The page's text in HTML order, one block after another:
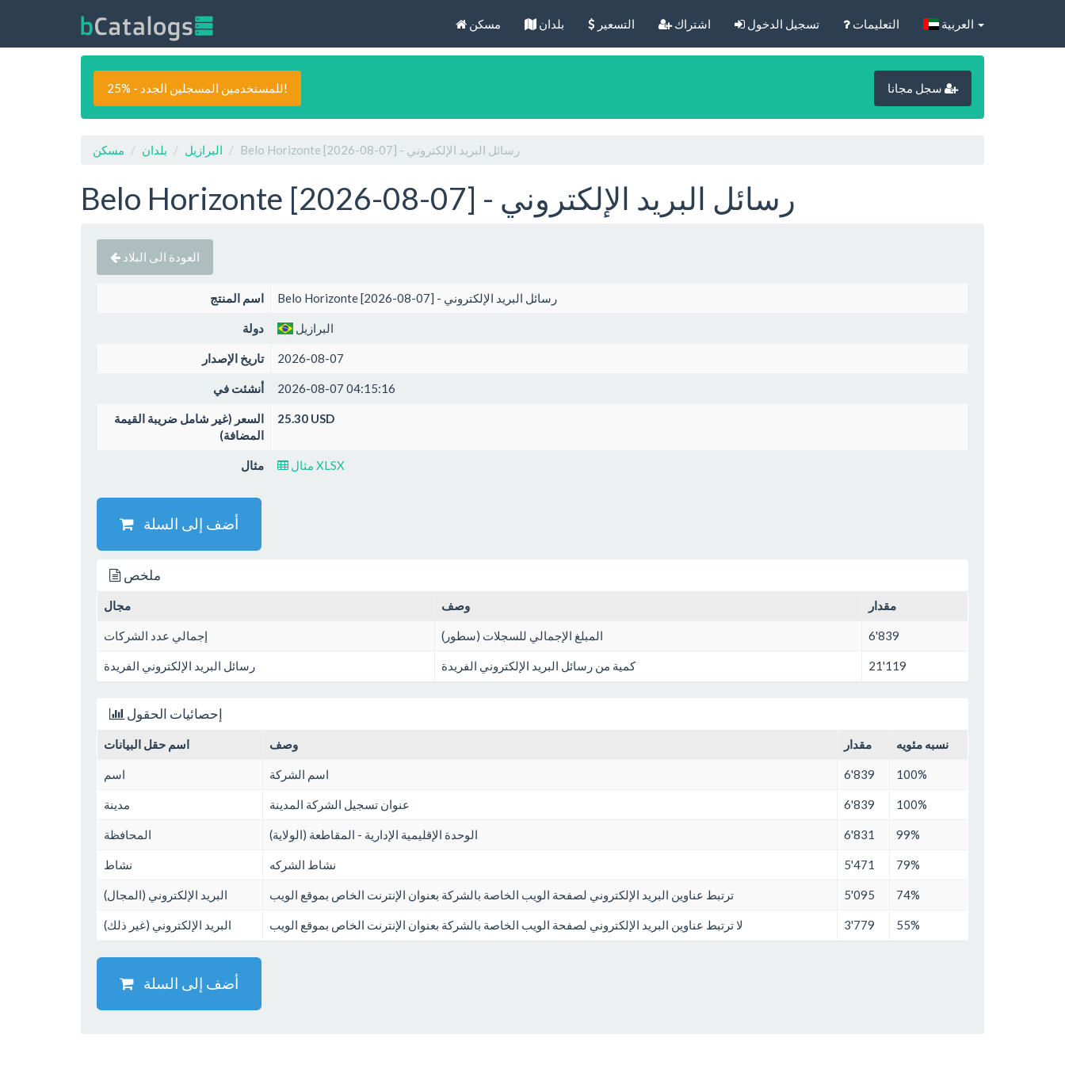
مسكن بلدان التسعير اشتراك تسجيل الدخول التعليمات
25% - للمستخدمين المسجلين الجدد!
مسكن بلدان البرازيل Belo Horizonte [2026-08-07] - رسائل البريد الإلكتروني
Belo Horizonte [2026-08-07] - رسائل البريد الإلكتروني
العودة الى البلاد
اسم المنتج Belo Horizonte [2026-08-07] - رسائل البريد الإلكتروني
دولة البرازيل
تاريخ الإصدار 2026-08-07
أنشئت في 2026-08-07 04:15:16
السعر (غير شامل ضريبة القيمة
المضافة)
25.30 USD
مثال مثال XLSX
أضف إلى السلة
ملخص
مجال وصف مقدار
إجمالي عدد الشركات المبلغ الإجمالي للسجلات (سطور) 6'839
رسائل البريد الإلكتروني الفريدة كمية من رسائل البريد الإلكتروني الفريدة 21'119
إحصائيات الحقول
اسم حقل البيانات وصف مقدار نسبه مئويه
اسم اسم الشركة 6'839 100%
مدينة عنوان تسجيل الشركة المدينة 6'839 100%
المحافظة الوحدة الإقليمية الإدارية - المقاطعة (الولاية) 6'831 99%
نشاط نشاط الشركه 5'471 79%
البريد الإلكتروني (المجال) ترتبط عناوين البريد الإلكتروني لصفحة الويب الخاصة بالشركة بعنوان الإنترنت الخاص بموقع الويب 5'095 74%
البريد الإلكتروني (غير ذلك) لا ترتبط عناوين البريد الإلكتروني لصفحة الويب الخاصة بالشركة بعنوان الإنترنت الخاص بموقع الويب 3'779 55%
أضف إلى السلة